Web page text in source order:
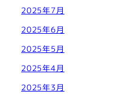
2025年7月
2025年6月
2025年5月
2025年4月
2025年3月